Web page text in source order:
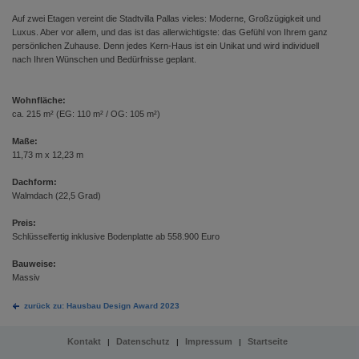
Auf zwei Etagen vereint die Stadtvilla Pallas vieles: Moderne, Großzügigkeit und
Luxus. Aber vor allem, und das ist das allerwichtigste: das Gefühl von Ihrem ganz
persönlichen Zuhause. Denn jedes Kern-Haus ist ein Unikat und wird individuell
nach Ihren Wünschen und Bedürfnisse geplant.
Wohnfläche:
ca. 215 m² (EG: 110 m² / OG: 105 m²)
Maße:
11,73 m x 12,23 m
Dachform:
Walmdach (22,5 Grad)
Preis:
Schlüsselfertig inklusive Bodenplatte ab 558.900 Euro
Bauweise:
Massiv
zurück zu: Hausbau Design Award 2023
Kontakt | Datenschutz | Impressum | Startseite